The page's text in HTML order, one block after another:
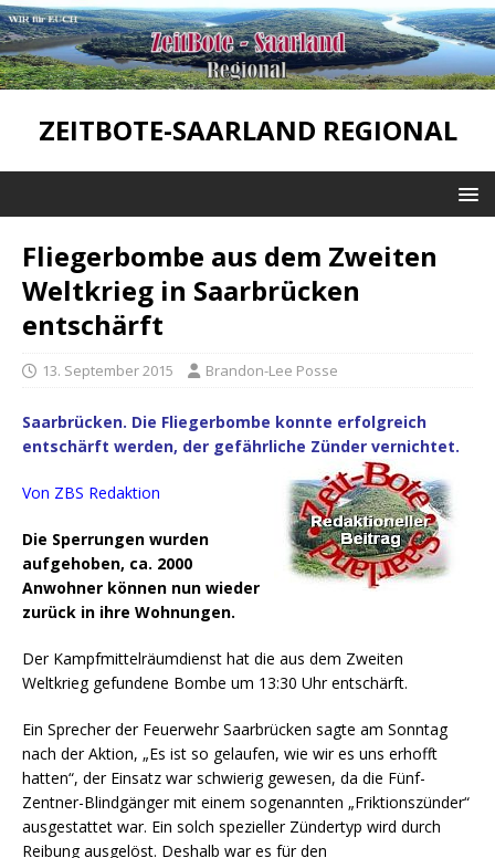
ZEITBOTE-SAARLAND REGIONAL
Fliegerbombe aus dem Zweiten
Weltkrieg in Saarbrücken
entschärft
13. September 2015 Brandon-Lee Posse
Saarbrücken. Die Fliegerbombe konnte erfolgreich
entschärft werden, der gefährliche Zünder vernichtet.
Von ZBS Redaktion
Die Sperrungen wurden
aufgehoben, ca. 2000
Anwohner können nun wieder
zurück in ihre Wohnungen.
Der Kampfmittelräumdienst hat die aus dem Zweiten
Weltkrieg gefundene Bombe um 13:30 Uhr entschärft.
Ein Sprecher der Feuerwehr Saarbrücken sagte am Sonntag
nach der Aktion, „Es ist so gelaufen, wie wir es uns erhofft
hatten“, der Einsatz war schwierig gewesen, da die Fünf-
Zentner-Blindgänger mit einem sogenannten „Friktionszünder“
ausgestattet war. Ein solch spezieller Zündertyp wird durch
Reibung ausgelöst. Deshalb war es für den